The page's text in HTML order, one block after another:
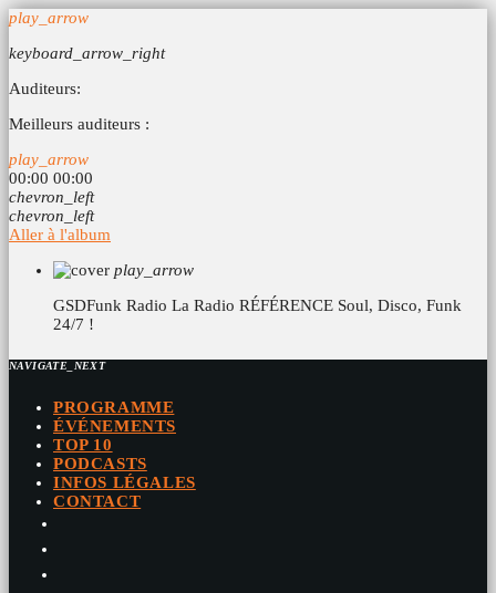
play_arrow
keyboard_arrow_right
Auditeurs:
Meilleurs auditeurs :
play_arrow
00:00 00:00
chevron_left
chevron_left
Aller à l'album
play_arrow
GSDFunk Radio La Radio RÉFÉRENCE Soul, Disco, Funk
24/7 !
NAVIGATE_NEXT
PROGRAMME
ÉVÉNEMENTS
TOP 10
PODCASTS
INFOS LÉGALES
CONTACT